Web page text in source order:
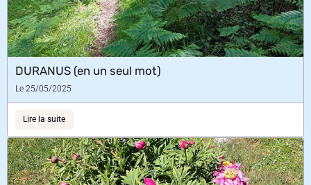
DURANUS (en un seul mot)
Le 25/05/2025
Lire la suite